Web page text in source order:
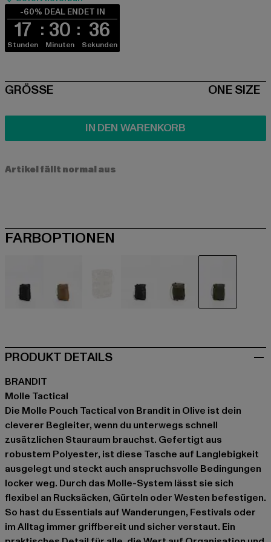
-60% DEAL ENDET IN
17
Stunden
30
Minuten
35
Sekunden
SIZE
GRÖSSE ONE SIZE
IN DEN WARENKORB
Artikel fällt normal aus
FARBOPTIONEN
PRODUKT DETAILS
BRANDIT
Molle Tactical
Die Molle Pouch Tactical von Brandit in Olive ist dein
cleverer Begleiter, wenn du unterwegs schnell
zusätzlichen Stauraum brauchst. Gefertigt aus
robustem Polyester, ist diese Tasche auf Langlebigkeit
ausgelegt und steckt auch anspruchsvolle Bedingungen
locker weg. Durch das Molle-System lässt sie sich
flexibel an Rucksäcken, Gürteln oder Westen befestigen.
So hast du Essentials auf Wanderungen, Festivals oder
im Alltag immer griffbereit und sicher verstaut. Ein